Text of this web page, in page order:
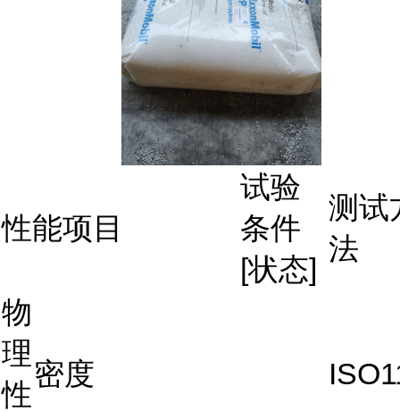
性能项目
试验
条件
[状态]
测试
法
物
理
性
密度